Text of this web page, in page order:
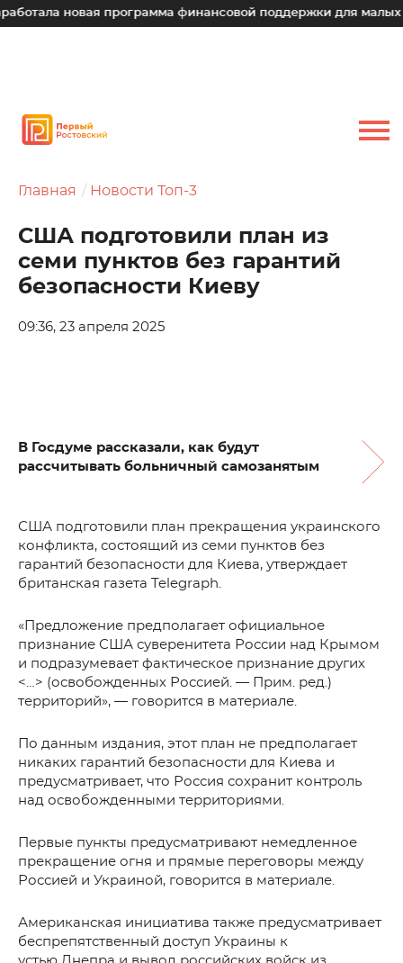
новая программа финансовой поддержки для малых
Главная Новости Топ-3
США подготовили план из
семи пунктов без гарантий
безопасности Киеву
09:36, 23 апреля 2025
В Госдуме рассказали, как будут
рассчитывать больничный самозанятым
США подготовили план прекращения украинского
конфликта, состоящий из семи пунктов без
гарантий безопасности для Киева, утверждает
британская газета Telegraph.
«Предложение предполагает официальное
признание США суверенитета России над Крымом
и подразумевает фактическое признание других
<…> (освобожденных Россией. — Прим. ред.)
территорий», — говорится в материале.
По данным издания, этот план не предполагает
никаких гарантий безопасности для Киева и
предусматривает, что Россия сохранит контроль
над освобожденными территориями.
Первые пункты предусматривают немедленное
прекращение огня и прямые переговоры между
Россией и Украиной, говорится в материале.
Американская инициатива также предусматривает
беспрепятственный доступ Украины к